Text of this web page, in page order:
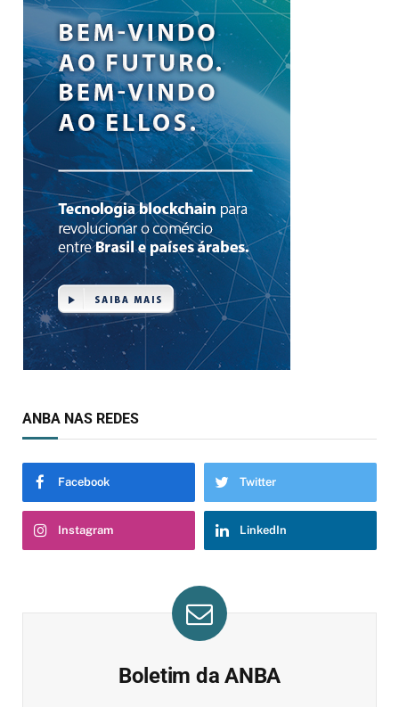
ANBA NAS REDES
Facebook Twitter
Instagram LinkedIn
Boletim da ANBA